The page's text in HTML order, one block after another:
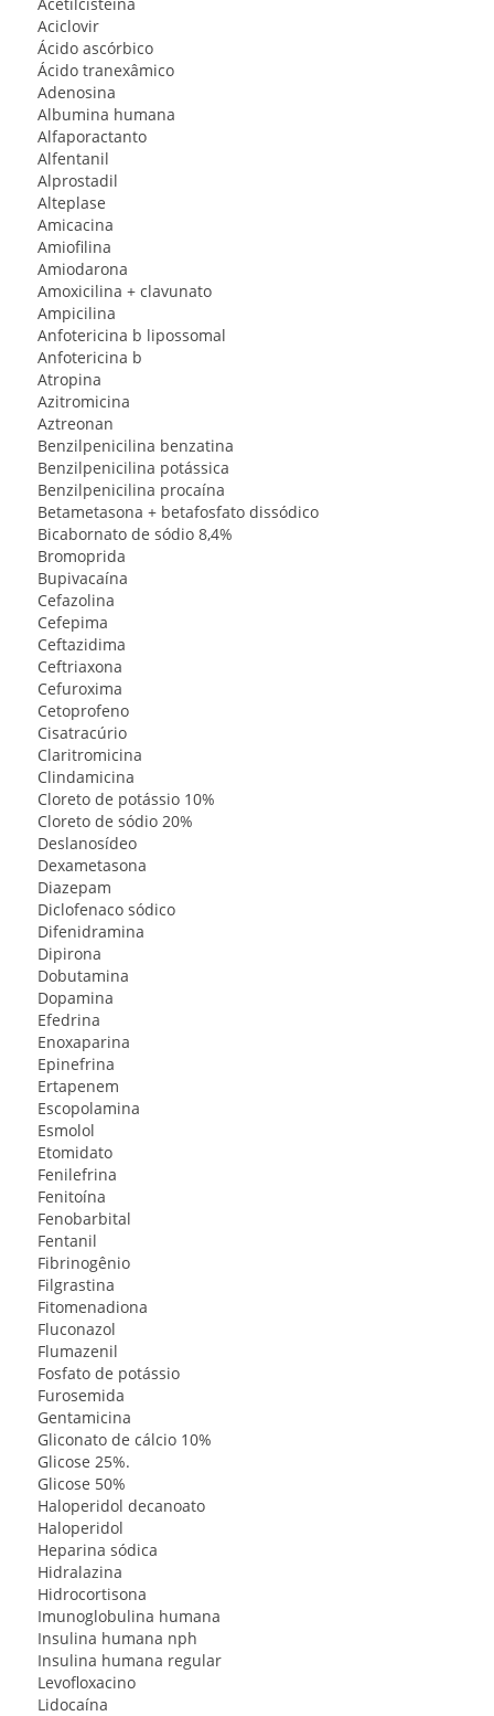
Aciclovir
Ácido ascórbico
Ácido tranexâmico
Adenosina
Albumina humana
Alfaporactanto
Alfentanil
Alprostadil
Alteplase
Amicacina
Amiofilina
Amiodarona
Amoxicilina + clavunato
Ampicilina
Anfotericina b lipossomal
Anfotericina b
Atropina
Azitromicina
Aztreonan
Benzilpenicilina benzatina
Benzilpenicilina potássica
Benzilpenicilina procaína
Betametasona + betafosfato dissódico
Bicabornato de sódio 8,4%
Bromoprida
Bupivacaína
Cefazolina
Cefepima
Ceftazidima
Ceftriaxona
Cefuroxima
Cetoprofeno
Cisatracúrio
Claritromicina
Clindamicina
Cloreto de potássio 10%
Cloreto de sódio 20%
Deslanosídeo
Dexametasona
Diazepam
Diclofenaco sódico
Difenidramina
Dipirona
Dobutamina
Dopamina
Efedrina
Enoxaparina
Epinefrina
Ertapenem
Escopolamina
Esmolol
Etomidato
Fenilefrina
Fenitoína
Fenobarbital
Fentanil
Fibrinogênio
Filgrastina
Fitomenadiona
Fluconazol
Flumazenil
Fosfato de potássio
Furosemida
Gentamicina
Gliconato de cálcio 10%
Glicose 25%.
Glicose 50%
Haloperidol decanoato
Haloperidol
Heparina sódica
Hidralazina
Hidrocortisona
Imunoglobulina humana
Insulina humana nph
Insulina humana regular
Levofloxacino
Lidocaína